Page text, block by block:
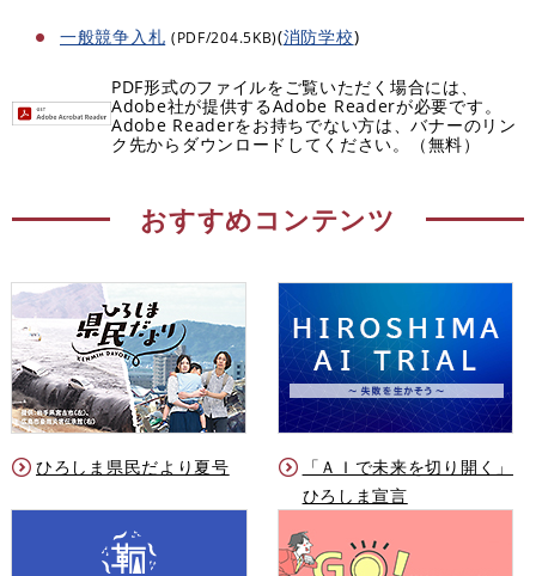
一般競争入札 (PDF/204.5KB)(消防学校)
PDF形式のファイルをご覧いただく場合には、
Adobe社が提供するAdobe Readerが必要です。
Adobe Readerをお持ちでない方は、バナーのリン
ク先からダウンロードしてください。（無料）
おすすめコンテンツ
ひろしま県民だより夏号
「ＡＩで未来を切り開く」
ひろしま宣言